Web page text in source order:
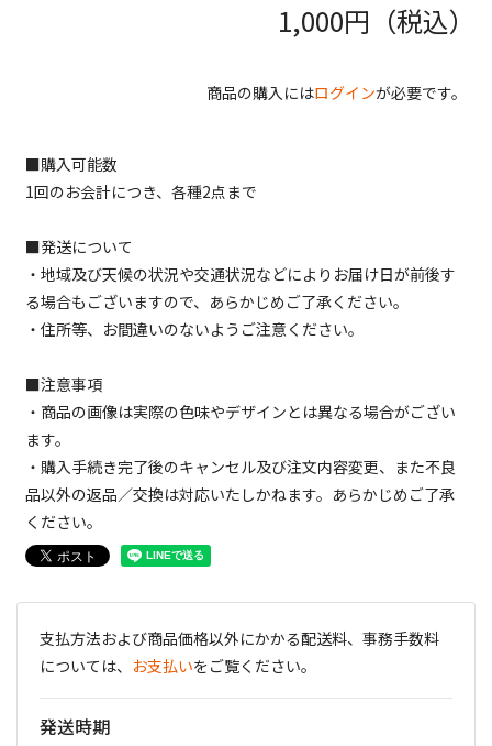
1,000円（税込）
商品の購入にはログインが必要です。
■購入可能数
1回のお会計につき、各種2点まで
■発送について
・地域及び天候の状況や交通状況などによりお届け日が前後す
る場合もございますので、あらかじめご了承ください。
・住所等、お間違いのないようご注意ください。
■注意事項
・商品の画像は実際の色味やデザインとは異なる場合がござい
ます。
・購入手続き完了後のキャンセル及び注文内容変更、また不良
品以外の返品／交換は対応いたしかねます。あらかじめご了承
ください。
支払方法および商品価格以外にかかる配送料、事務手数料
については、 お支払いをご覧ください。
発送時期